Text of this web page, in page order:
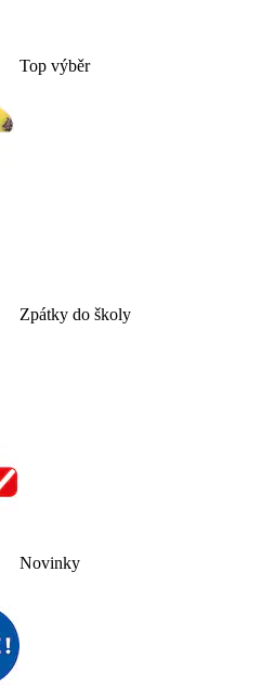
Top výběr
Zpátky do školy
Novinky